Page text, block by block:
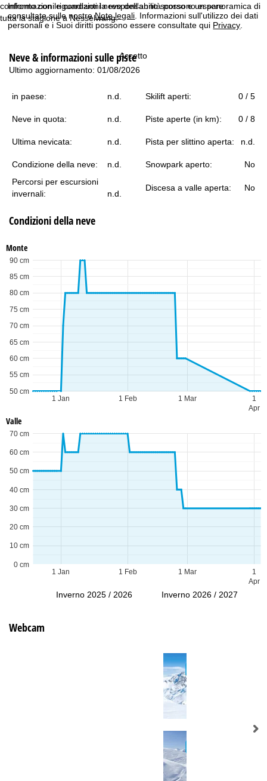
Informazioni riguardanti la responsabilità possono essere
consultate sulle nostreNote legali. Informazioni sull'utilizzo dei dati
personali e i Suoi diritti possono essere consultate qui Privacy.
Accetto
g
confronto con le condizioni neve dell'anno scorso e un panoramica di
tutta la stagione a Nesselwang.
Neve & informazioni sulle piste
Ultimo aggiornamento: 01/08/2026
in paese: n.d. Skilift aperti: 0 / 5
Neve in quota: n.d. Piste aperte (in km): 0 / 8
Ultima nevicata: n.d. Pista per slittino aperta: n.d.
Condizione della neve: n.d. Snowpark aperto:
No
Percorsi per escursioni
invernali:
n.d.
Discesa a valle aperta: No
Condizioni della neve
Monte
1 Jan 1 Feb 1 Mar
1
Apr
50 cm
55 cm
60 cm
65 cm
70 cm
75 cm
80 cm
85 cm
90 cm
Valle
1 Jan 1 Feb 1 Mar
1
Apr
0 cm
10 cm
20 cm
30 cm
40 cm
50 cm
60 cm
70 cm
Inverno 2025 / 2026 Inverno 2026 / 2027
Webcam